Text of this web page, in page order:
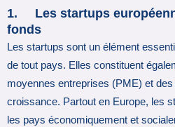
1. Les startups
fonds
Les startups sont un élément
de tout pays. Elles constituent
moyennes entreprises (PME) et
croissance. Partout en Europe, les
les pays économiquement et